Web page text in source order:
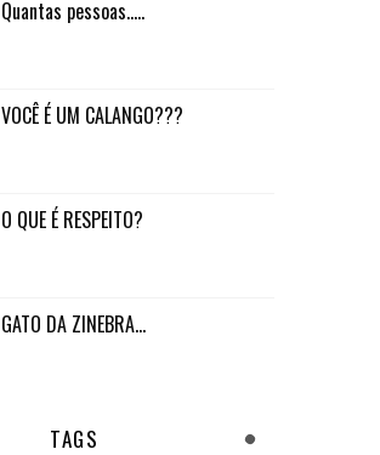
Quantas pessoas.....
VOCÊ É UM CALANGO???
O QUE É RESPEITO?
GATO DA ZINEBRA...
TAGS